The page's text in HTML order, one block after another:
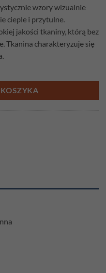
wzory wizualnie
cieple i przytulne.
jakości tkaniny, którą bez
Tkanina charakteryzuje się